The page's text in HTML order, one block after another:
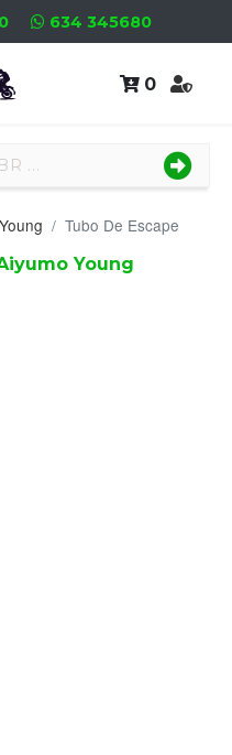
634 345680
0
Young Tubo De Escape
Young